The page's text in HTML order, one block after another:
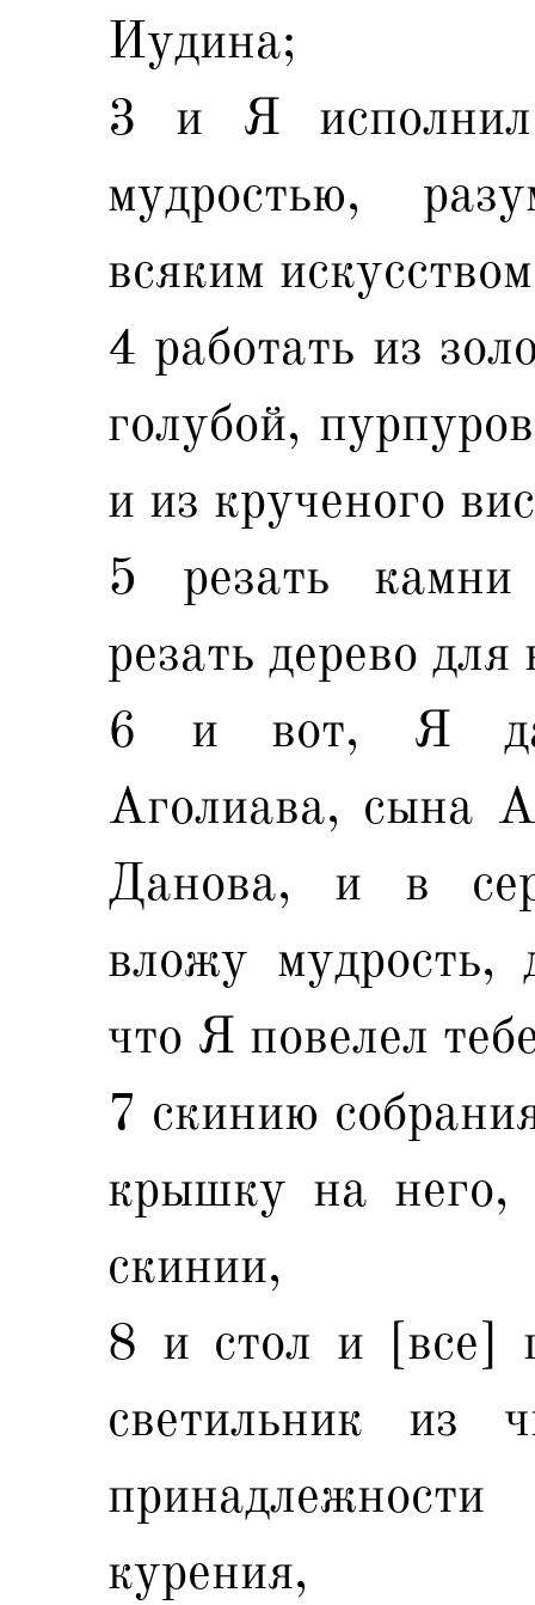
Иудина;
3 и Я
мудростью,
всяким
4 работать из
голубой,
и из крученого
5 резать
резать дерево для
6 и вот, Я
Аголиава, сына
Данова, и в
вложу мудрость,
что Я повелел
7 скинию
крышку на него,
скинии,
8 и стол и [все]
светильник из
курения,